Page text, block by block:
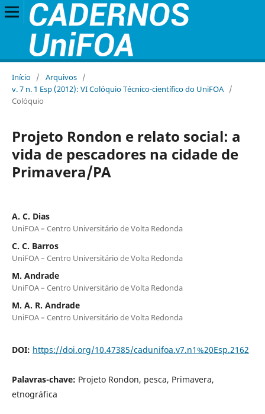
Início / Arquivos /
v. 7 n. 1 Esp (2012): VI Colóquio Técnico-científico do UniFOA /
Colóquio
Projeto Rondon e relato social: a
vida de pescadores na cidade de
Primavera/PA
A. C. Dias
UniFOA – Centro Universitário de Volta Redonda
C. C. Barros
UniFOA – Centro Universitário de Volta Redonda
M. Andrade
UniFOA – Centro Universitário de Volta Redonda
M. A. R. Andrade
UniFOA – Centro Universitário de Volta Redonda
DOI: https://doi.org/10.47385/cadunifoa.v7.n1%20Esp.2162
Palavras-chave: Projeto Rondon, pesca, Primavera,
etnográfica